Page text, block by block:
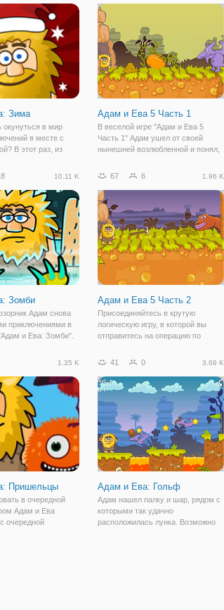
Зима
окунуться в мир
в месте с
В этот раз, из
снег, Ева выгнала
не возвращаться!
Адам и Ева 5 Часть 1
В веселой игре "Адам и Ева 5
Часть 1" Адам ушел от своей
нынешней возлюбленной и понял,
путь к любимой тернист и не
не помешает. Игра представляет
собой квест
10.11 K
Зомби
Адам снова
приключениями в
и Ева: Зомби".
мы оказываемся в
Адаму вновь
свою
67 6 1.96 K
Адам и Ева 5 Часть 2
Присоединяйтесь в крутую
логическую игру, в которой вы
отправитесь на операцию по
онлайн игра "Адам и Ева 5 Часть
смекалку и в приключенческом
духе. В продолжении
1.35 K
Пришельцы
в очередной
Адам и Ева
очередной
41 0 3.69 K
Адам и Ева: Гольф
Адам нашел палку и шар, рядом с
которыми так удачно
расположилась лунка. Возможно